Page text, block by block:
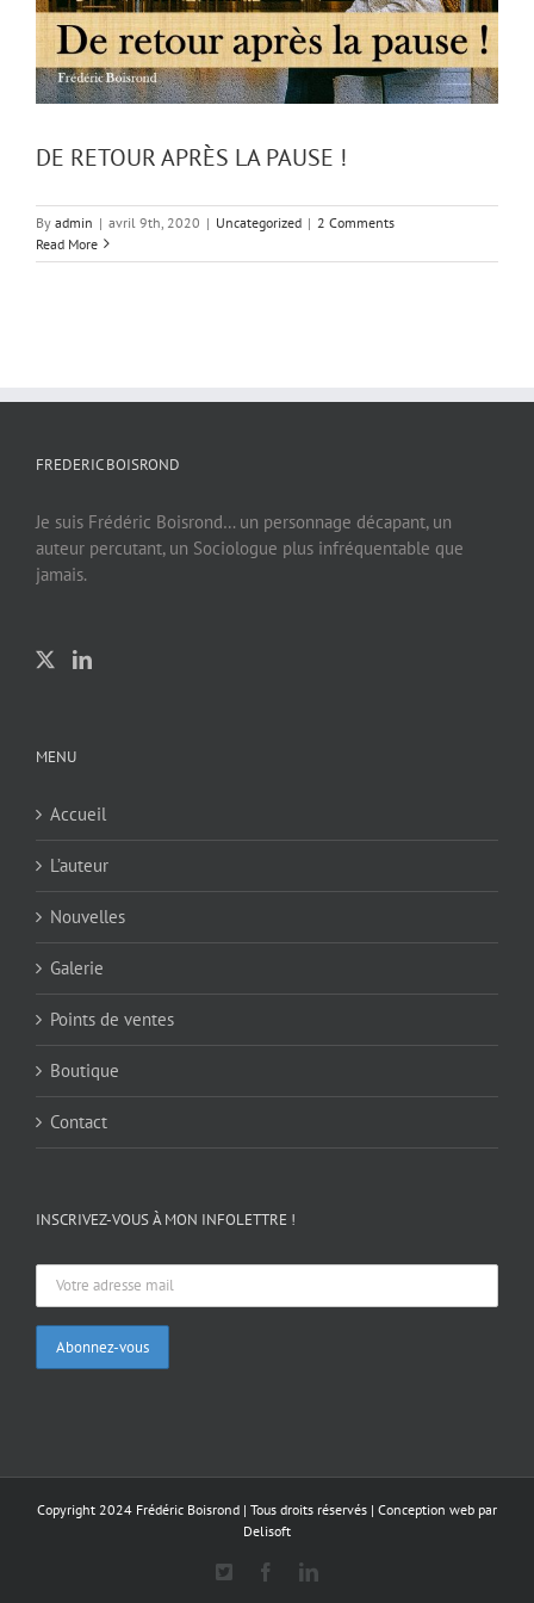
DE RETOUR APRÈS LA PAUSE !
By admin | avril 9th, 2020 | Uncategorized | 2 Comments
Read More
FREDERIC BOISROND
Je suis Frédéric Boisrond… un personnage décapant, un
auteur percutant, un Sociologue plus infréquentable que
jamais.
MENU
Accueil
L’auteur
Nouvelles
Galerie
Points de ventes
Boutique
Contact
INSCRIVEZ-VOUS À MON INFOLETTRE !
Copyright 2024 Frédéric Boisrond | Tous droits réservés | Conception web par
Delisoft
FacebookLinkedIn